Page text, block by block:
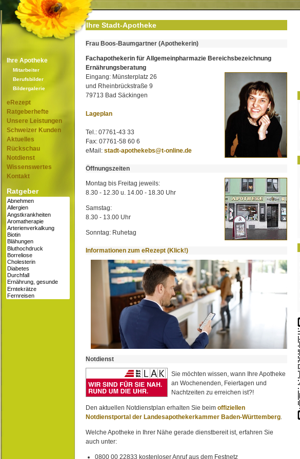
Ihre Apotheke
Mitarbeiter
Berufsbilder
Bildergalerie
eRezept
Ratgeberhefte
Unsere Leistungen
Schweizer Kunden
Aktuelles
Rückschau
Notdienst
Wissenswertes
Kontakt
Ratgeber
Ihre Stadt-Apotheke
Frau Boos-Baumgartner (Apothekerin)
Fachapothekerin für Allgemeinpharmazie Bereichsbezeichnung
Ernährungsberatung
Eingang: Münsterplatz 26
und Rheinbrückstraße 9
79713 Bad Säckingen
Lageplan
Tel.: 07761-43 33
Fax: 07761-58 60 6
eMail: stadt-apothekebs@t-online.de
Öffnungszeiten
Montag bis Freitag jeweils:
8.30 - 12.30 u. 14.00 - 18.30 Uhr
Samstag:
8.30 - 13.00 Uhr
Sonntag: Ruhetag
Informationen zum eRezept (Klick!)
Notdienst
Sie möchten wissen, wann Ihre Apotheke
an Wochenenden, Feiertagen und
Nachtzeiten zu erreichen ist?!
Den aktuellen Notdienstplan erhalten Sie beim offiziellen
Notdienstportal der Landesapothekerkammer Baden-Württemberg
Welche Apotheke in Ihrer Nähe gerade dienstbereit ist, erfahren Sie
auch unter:
0800 00 22833 kostenloser Anruf aus dem Festnetz